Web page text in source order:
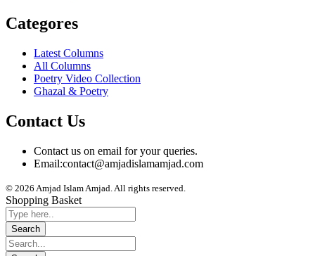
Categores
Latest Columns
All Columns
Poetry Video Collection
Ghazal & Poetry
Contact Us
Contact us on email for your queries.
Email:contact@amjadislamamjad.com
© 2026 Amjad Islam Amjad. All rights reserved.
Shopping Basket